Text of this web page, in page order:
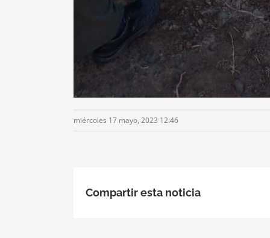
miércoles 17 mayo, 2023 12:46
Compartir esta noticia